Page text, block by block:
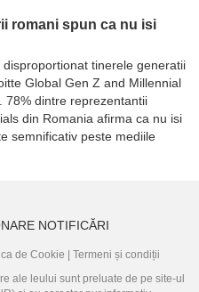
romani spun ca nu isi
tinerele generatii
Global Gen Z and Millennial
78% dintre reprezentantii
din Romania afirma ca nu isi
semnificativ peste mediile
NOTIFICĂRI
de Cookie
Termeni și condiții
ale leului sunt preluate de pe site-ul